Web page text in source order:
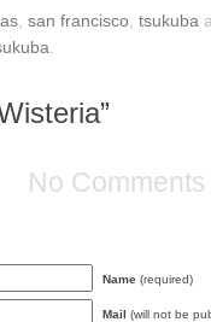
san francisco tsukuba
No Comments
Name (required)
Mail (will not be